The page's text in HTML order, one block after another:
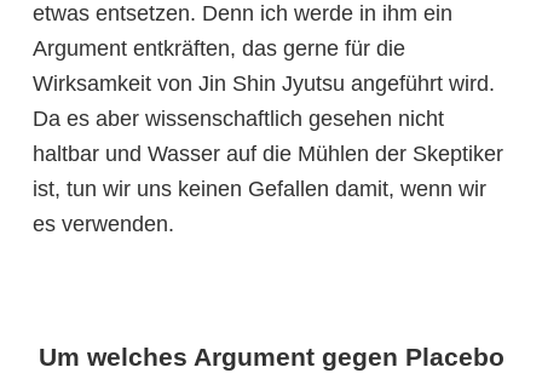
etwas entsetzen. Denn ich werde in ihm ein
Argument entkräften, das gerne für die
Wirksamkeit von Jin Shin Jyutsu angeführt wird.
Da es aber wissenschaftlich gesehen nicht
haltbar und Wasser auf die Mühlen der Skeptiker
ist, tun wir uns keinen Gefallen damit, wenn wir
es verwenden.
Um welches Argument gegen Placebo